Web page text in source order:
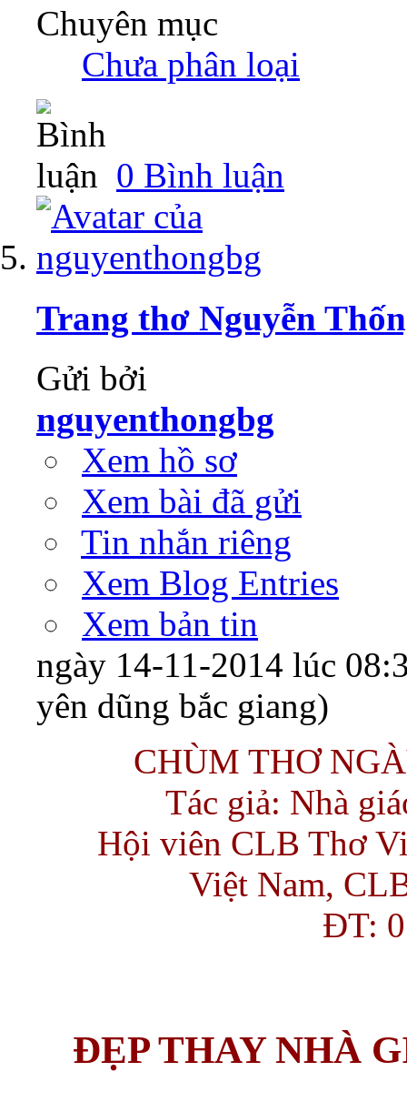
Chuyên mục
Chưa phân loại
0 Bình luận
Trang thơ Nguyễn
Gửi bởi
nguyenthongbg
Xem hồ sơ
Xem bài đã gửi
Tin nhắn riêng
Xem Blog Entries
Xem bản tin
ngày 14-11-2014 lúc
yên dũng bắc giang)
CHÙM THƠ
Tác giả: Nhà
Hội viên CLB Thơ
Việt Nam,
ĐT:
ĐẸP THAY NHÀ